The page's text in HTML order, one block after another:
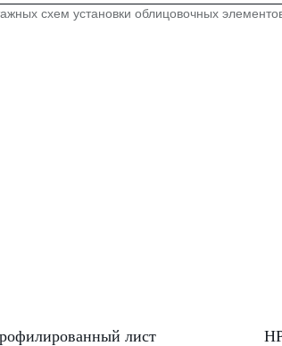
схем установки облицовочных
лист